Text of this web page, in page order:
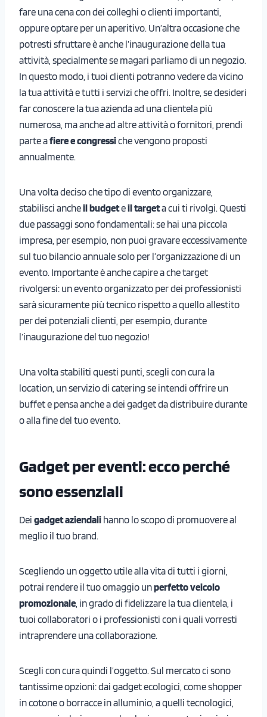
fare una cena con dei colleghi o clienti importanti,
oppure optare per un aperitivo. Un’altra occasione che
potresti sfruttare è anche l’inaugurazione della tua
attività, specialmente se magari parliamo di un negozio.
In questo modo, i tuoi clienti potranno vedere da vicino
la tua attività e tutti i servizi che offri. Inoltre, se desideri
far conoscere la tua azienda ad una clientela più
numerosa, ma anche ad altre attività o fornitori, prendi
parte afiere e congressiche vengono proposti
annualmente.
Una volta deciso che tipo di evento organizzare,
stabilisci ancheil budgeteil targeta cui ti rivolgi. Questi
due passaggi sono fondamentali: se hai una piccola
impresa, per esempio, non puoi gravare eccessivamente
sul tuo bilancio annuale solo per l’organizzazione di un
evento. Importante è anche capire a che target
rivolgersi: un evento organizzato per dei professionisti
sarà sicuramente più tecnico rispetto a quello allestito
per dei potenziali clienti, per esempio, durante
l’inaugurazione del tuo negozio!
Una volta stabiliti questi punti, scegli con cura la
location, un servizio di catering se intendi offrire un
buffet e pensa anche a dei gadget da distribuire durante
o alla fine del tuo evento.
Gadget per eventi: ecco perché
sono essenziali
Dei gadget aziendali hanno lo scopo di promuovere al
meglio il tuo brand.
Scegliendo un oggetto utile alla vita di tutti i giorni,
potrai rendere il tuo omaggio unperfetto veicolo
promozionale , in grado di fidelizzare la tua clientela, i
tuoi collaboratori o i professionisti con i quali vorresti
intraprendere una collaborazione.
Scegli con cura quindi l’oggetto. Sul mercato ci sono
tantissime opzioni: dai gadget ecologici, come shopper
in cotone o borracce in alluminio, a quelli tecnologici,